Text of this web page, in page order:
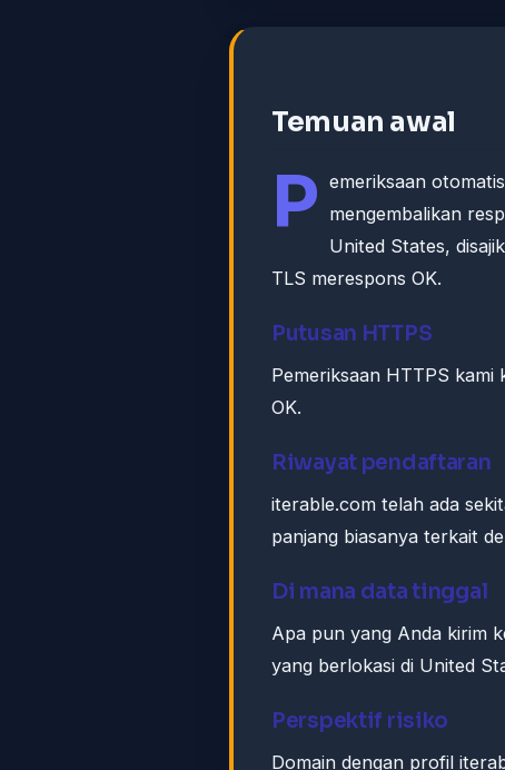
Temuan awal
P emeriksaan
mengembalikan
United States,
TLS merespons OK.
Putusan HTTPS
Pemeriksaan HTTPS kami
OK.
Riwayat pendaftaran
iterable.com telah ada
panjang biasanya terkait
Di mana data tinggal
Apa pun yang Anda kirim
yang berlokasi di United
Perspektif risiko
Domain dengan profil